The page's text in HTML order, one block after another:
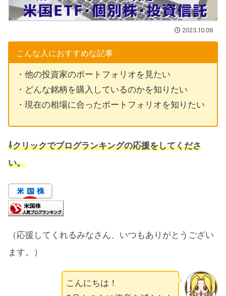
2023.10.09
こんな人におすすめな記事
・他の投資家のポートフォリオを見たい
・どんな銘柄を購入しているのかを知りたい
・現在の相場に合ったポートフォリオを知りたい
⇩クリックでブログランキングの応援をしてくださ
い。
（応援してくれるみなさん、いつもありがとうござい
ます。）
こんにちは！